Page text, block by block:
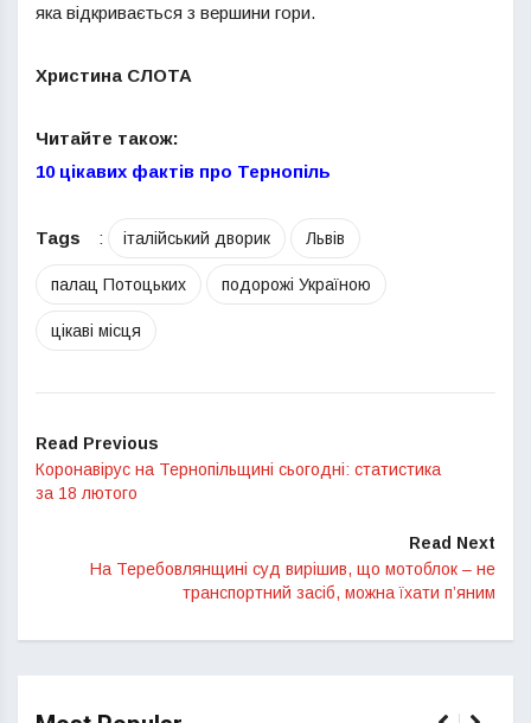
яка відкривається з вершини гори.
Христина СЛОТА
Читайте також:
10 цікавих фактів про Тернопіль
Tags : італійський дворик Львів
палац Потоцьких подорожі Україною
цікаві місця
Read Previous
Коронавірус на Тернопільщині сьогодні: статистика
за 18 лютого
Read Next
На Теребовлянщині суд вирішив, що мотоблок – не
транспортний засіб, можна їхати п’яним